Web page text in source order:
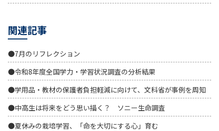
関連記事
●7月のリフレクション
●令和8年度全国学力・学習状況調査の分析結果
●学用品・教材の保護者負担軽減に向けて、文科省が事例を周知
●中高生は将来をどう思い描く？ ソニー生命調査
●夏休みの栽培学習、「命を大切にする心」育む